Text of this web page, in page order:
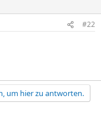
#22
um hier zu antworten.